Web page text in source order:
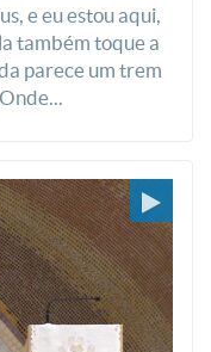
e eu estou aqui,
também toque a
parece um trem